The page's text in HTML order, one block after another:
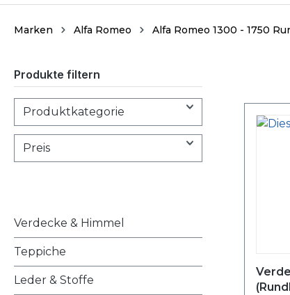
Marken Alfa Romeo Alfa Romeo 1300 - 1750
Produkte filtern
Produktkategorie
Preis
Verdecke & Himmel
Teppiche
Leder & Stoffe